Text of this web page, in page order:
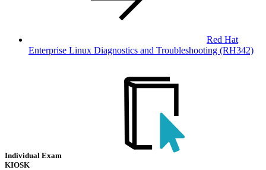
Red Hat
Enterprise Linux Diagnostics and Troubleshooting (RH342)
Individual Exam
KIOSK